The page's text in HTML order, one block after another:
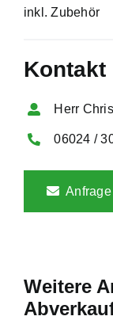
inkl. Zubehör
Kontakt
Herr
06024 /
Anfrage
Weitere